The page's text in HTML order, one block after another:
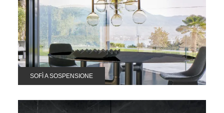
SOFÌ A SOSPENSIONE